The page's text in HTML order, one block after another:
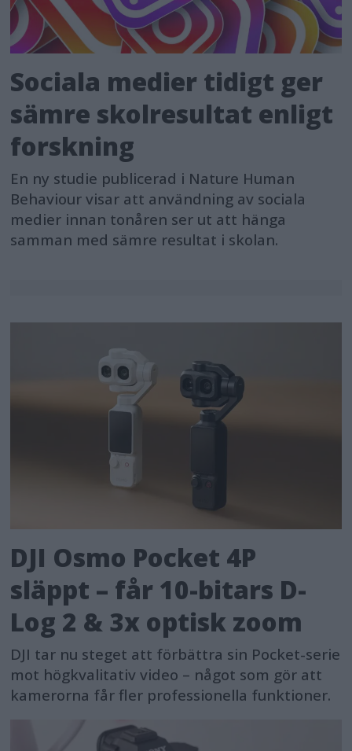
Sociala medier tidigt ger
sämre skolresultat enligt
forskning
En ny studie publicerad i Nature Human
Behaviour visar att användning av sociala
medier innan tonåren ser ut att hänga
samman med sämre resultat i skolan.
DJI Osmo Pocket 4P
släppt – får 10-bitars D-
Log 2 & 3x optisk zoom
DJI tar nu steget att förbättra sin Pocket-serie
mot högkvalitativ video – något som gör att
kamerorna får fler professionella funktioner.